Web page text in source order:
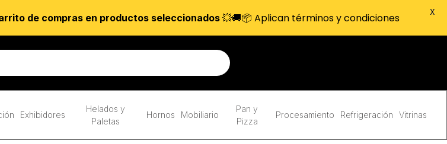
Exhibidores
Helados y
Paletas
Hornos Mobiliario
Pan y
Pizza
Procesamiento Refrigeración Vitrinas
de compras en productos seleccionados💥🚚📦 Aplican términos y condiciones X